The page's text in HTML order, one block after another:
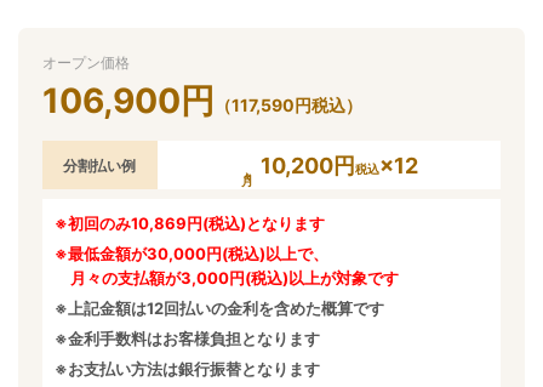
オープン価格
106,900 円 （117,590円税込）
分割払い例 10,200円税込×12
※初回のみ10,869円(税込)となります
※最低金額が30,000円(税込)以上で、
月々の支払額が3,000円(税込)以上が対象です
※上記金額は12回払いの金利を含めた概算です
※金利手数料はお客様負担となります
※お支払い方法は銀行振替となります